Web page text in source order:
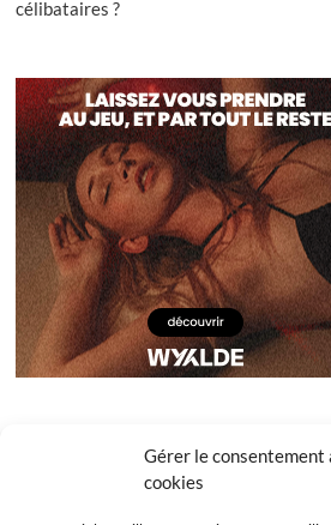
Gérer le consentement
cookies
célibataires ?